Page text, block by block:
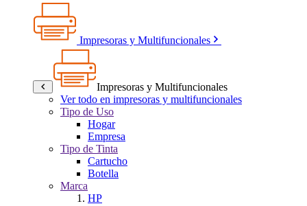
Impresoras y Multifuncionales
Impresoras y Multifuncionales
Ver todo en impresoras y multifuncionales
Tipo de Uso
Hogar
Empresa
Tipo de Tinta
Cartucho
Botella
Marca
HP